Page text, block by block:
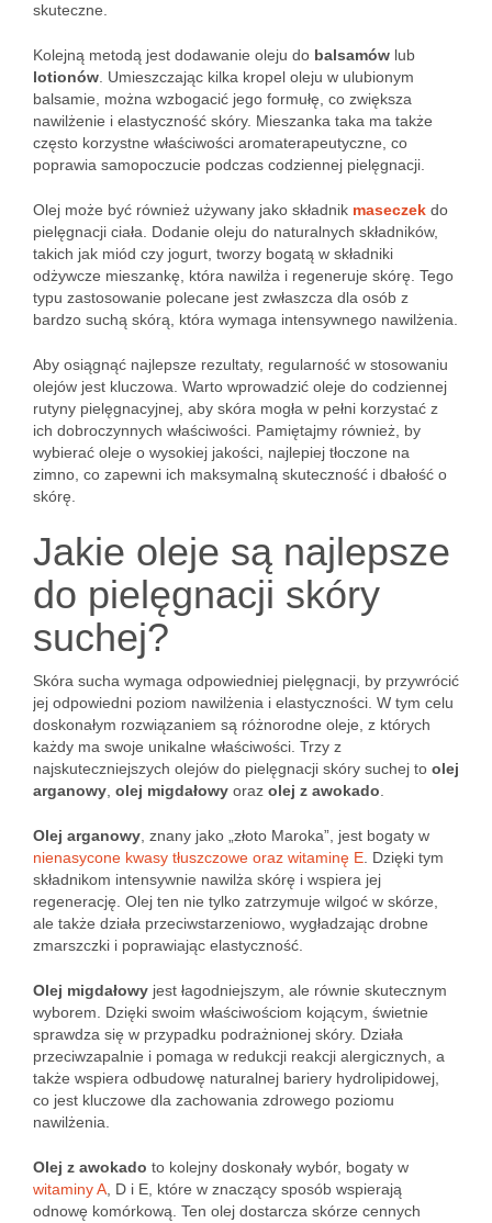
skuteczne.
Kolejną metodą jest dodawanie oleju do balsamów lub
lotionów . Umieszczając kilka kropel oleju w ulubionym
balsamie, można wzbogacić jego formułę, co zwiększa
nawilżenie i elastyczność skóry. Mieszanka taka ma także
często korzystne właściwości aromaterapeutyczne, co
poprawia samopoczucie podczas codziennej pielęgnacji.
Olej może być również używany jako składnik maseczek do
pielęgnacji ciała. Dodanie oleju do naturalnych składników,
takich jak miód czy jogurt, tworzy bogatą w składniki
odżywcze mieszankę, która nawilża i regeneruje skórę. Tego
typu zastosowanie polecane jest zwłaszcza dla osób z
bardzo suchą skórą, która wymaga intensywnego nawilżenia.
Aby osiągnąć najlepsze rezultaty, regularność w stosowaniu
olejów jest kluczowa. Warto wprowadzić oleje do codziennej
rutyny pielęgnacyjnej, aby skóra mogła w pełni korzystać z
ich dobroczynnych właściwości. Pamiętajmy również, by
wybierać oleje o wysokiej jakości, najlepiej tłoczone na
zimno, co zapewni ich maksymalną skuteczność i dbałość o
skórę.
Jakie oleje są najlepsze
do pielęgnacji skóry
suchej?
Skóra sucha wymaga odpowiedniej pielęgnacji, by przywrócić
jej odpowiedni poziom nawilżenia i elastyczności. W tym celu
doskonałym rozwiązaniem są różnorodne oleje, z których
każdy ma swoje unikalne właściwości. Trzy z
najskuteczniejszych olejów do pielęgnacji skóry suchej to olej
arganowy olej migdałowy oraz olej z awokado
Olej arganowy , znany jako „złoto Maroka”, jest bogaty w
nienasycone kwasy tłuszczowe oraz witaminę E . Dzięki tym
składnikom intensywnie nawilża skórę i wspiera jej
regenerację. Olej ten nie tylko zatrzymuje wilgoć w skórze,
ale także działa przeciwstarzeniowo, wygładzając drobne
zmarszczki i poprawiając elastyczność.
Olej migdałowy jest łagodniejszym, ale równie skutecznym
wyborem. Dzięki swoim właściwościom kojącym, świetnie
sprawdza się w przypadku podrażnionej skóry. Działa
przeciwzapalnie i pomaga w redukcji reakcji alergicznych, a
także wspiera odbudowę naturalnej bariery hydrolipidowej,
co jest kluczowe dla zachowania zdrowego poziomu
nawilżenia.
Olej z awokado to kolejny doskonały wybór, bogaty w
witaminy A , D i E, które w znaczący sposób wspierają
odnowę komórkową. Ten olej dostarcza skórze cennych